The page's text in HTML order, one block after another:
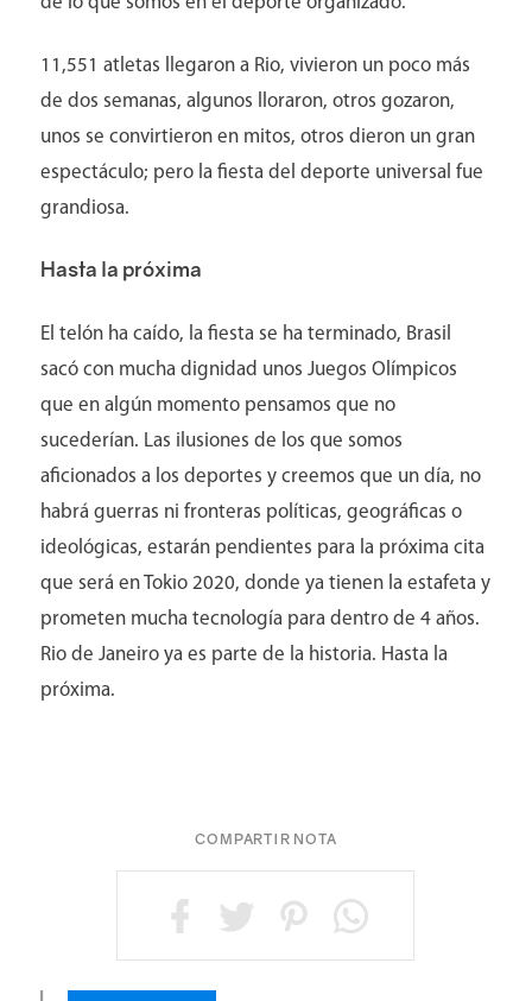
11,551 atletas llegaron a Rio, vivieron un poco más
de dos semanas, algunos lloraron, otros gozaron,
unos se convirtieron en mitos, otros dieron un gran
espectáculo; pero la fiesta del deporte universal fue
grandiosa.
Hasta la próxima
El telón ha caído, la fiesta se ha terminado, Brasil
sacó con mucha dignidad unos Juegos Olímpicos
que en algún momento pensamos que no
sucederían. Las ilusiones de los que somos
aficionados a los deportes y creemos que un día, no
habrá guerras ni fronteras políticas, geográficas o
ideológicas, estarán pendientes para la próxima cita
que será en Tokio 2020, donde ya tienen la estafeta y
prometen mucha tecnología para dentro de 4 años.
Rio de Janeiro ya es parte de la historia. Hasta la
próxima.
COMPARTIR NOTA